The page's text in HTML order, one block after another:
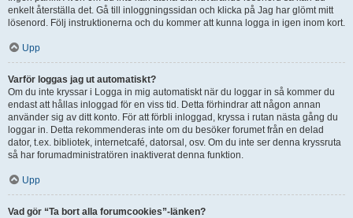
enkelt återställa det. Gå till inloggningssidan och klicka på Jag har glömt mitt
lösenord. Följ instruktionerna och du kommer att kunna logga in igen inom kort.
Upp
Varför loggas jag ut automatiskt?
Om du inte kryssar i Logga in mig automatiskt när du loggar in så kommer du
endast att hållas inloggad för en viss tid. Detta förhindrar att någon annan
använder sig av ditt konto. För att förbli inloggad, kryssa i rutan nästa gång du
loggar in. Detta rekommenderas inte om du besöker forumet från en delad
dator, t.ex. bibliotek, internetcafé, datorsal, osv. Om du inte ser denna kryssruta
så har forumadministratören inaktiverat denna funktion.
Upp
Vad gör “Ta bort alla forumcookies”-länken?